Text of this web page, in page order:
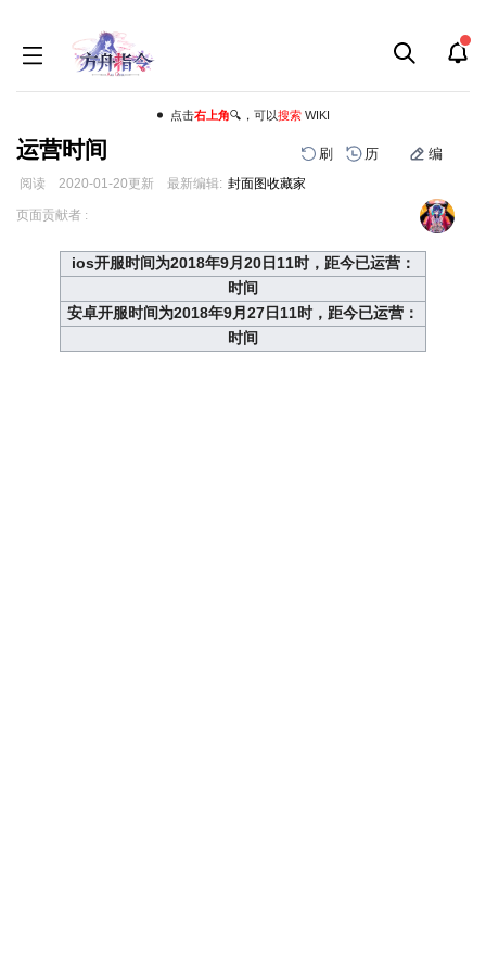
点击右上角🔍，可以搜索WIKI
运营时间 刷 历 编
阅读 2020-01-20更新 最新编辑: 封面图收藏家
跳
跳
页面贡献者 :
ios开服时间为2018年9月20日11时，距今已运营：
时间
安卓开服时间为2018年9月27日11时，距今已运营：
时间